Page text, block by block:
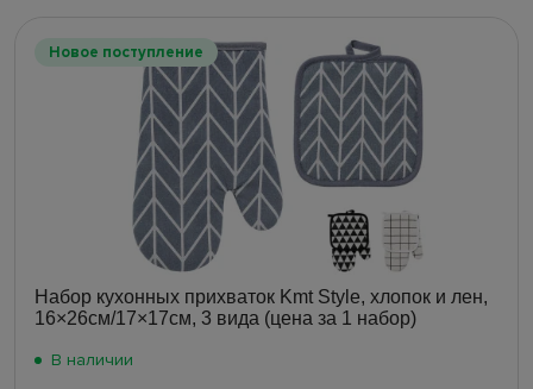
Новое поступление
Набор кухонных прихваток Kmt Style, хлопок и лен,
16×26см/17×17см, 3 вида (цена за 1 набор)
В наличии